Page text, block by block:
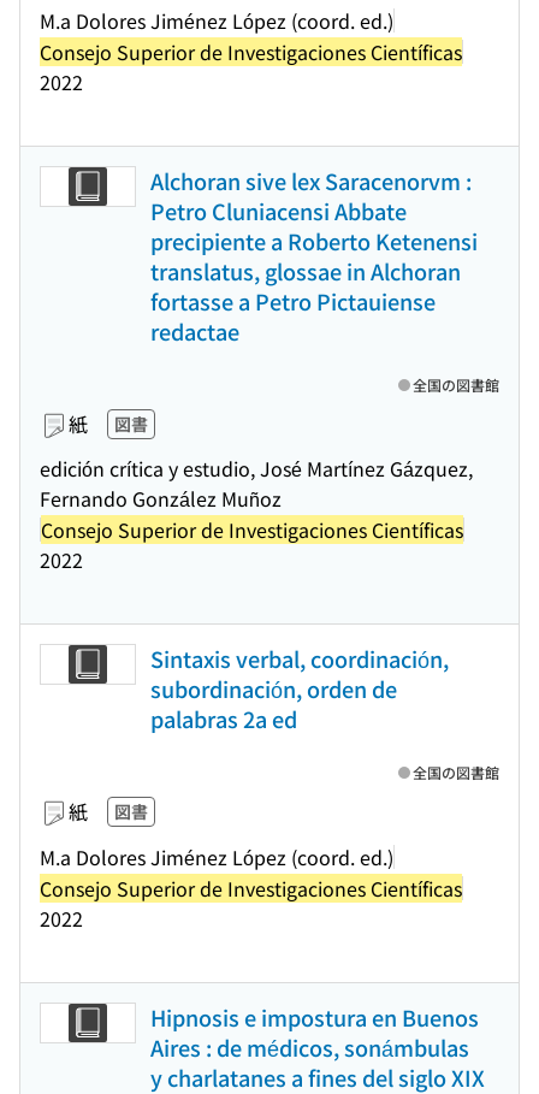
M.a Dolores Jiménez López (coord. ed.)
Consejo Superior de Investigaciones Científicas
2022
Alchoran sive lex Saracenorvm :
Petro Cluniacensi Abbate
precipiente a Roberto Ketenensi
translatus, glossae in Alchoran
fortasse a Petro Pictauiense
redactae
紙 図書
edición crítica y estudio, José Martínez Gázquez,
Fernando González Muñoz
Consejo Superior de Investigaciones Científicas
2022
全国の図書館
Sintaxis verbal, coordinación,
subordinación, orden de
palabras 2a ed
紙 図書
M.a Dolores Jiménez López (coord. ed.)
Consejo Superior de Investigaciones Científicas
2022
全国の図書館
Hipnosis e impostura en Buenos
Aires : de médicos, sonámbulas
y charlatanes a fines del siglo XIX